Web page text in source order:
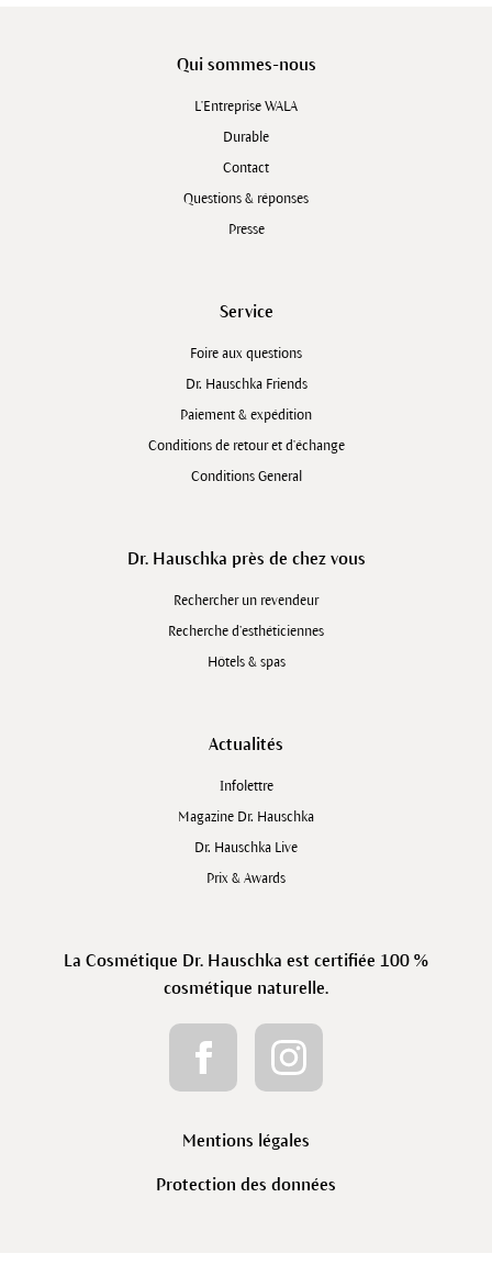
Qui sommes-nous
L'Entreprise WALA
Durable
Contact
Questions & réponses
Presse
Service
Foire aux questions
Dr. Hauschka Friends
Paiement & expédition
Conditions de retour et d'échange
Conditions General
Dr. Hauschka près de chez vous
Rechercher un revendeur
Recherche d’esthéticiennes
Hôtels & spas
Actualités
Infolettre
Magazine Dr. Hauschka
Dr. Hauschka Live
Prix & Awards
La Cosmétique Dr. Hauschka est certifiée 100 %
cosmétique naturelle.
Mentions légales
Protection des données